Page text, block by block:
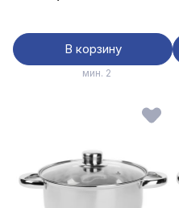
индукция
В корзину
мин. 2